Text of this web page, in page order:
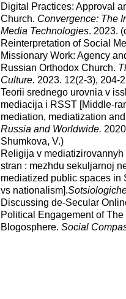
Digital Practices: Approval
Church. Convergence: The
Media Technologies. 2023.
Reinterpretation of Social
Missionary Work: Agency
Russian Orthodox Church.
Culture. 2023. 12(2-3), 204-
Teorii srednego urovnia v
mediacija i RSST [Middle-
mediation, mediatization
Russia and Worldwide.
Shumkova, V.)
Religija v
stran : mezhdu sekuljarnoj
mediatized public spaces in
vs nationalism].
Discussing de-Secular
Political Engagement of
Blogosphere. Social